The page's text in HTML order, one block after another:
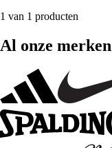
1 van 1 producten
Al onze merken